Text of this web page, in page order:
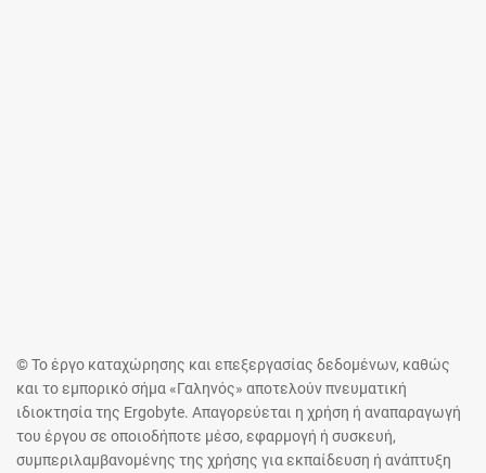
© Το έργο καταχώρησης και επεξεργασίας δεδομένων, καθώς
και το εμπορικό σήμα «Γαληνός» αποτελούν πνευματική
ιδιοκτησία της Ergobyte. Απαγορεύεται η χρήση ή αναπαραγωγή
του έργου σε οποιοδήποτε μέσο, εφαρμογή ή συσκευή,
συμπεριλαμβανομένης της χρήσης για εκπαίδευση ή ανάπτυξη